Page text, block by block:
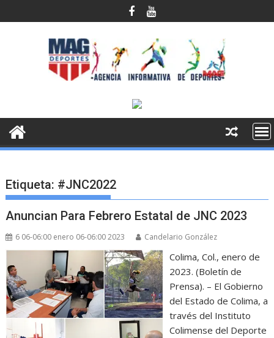
al
Etiqueta: #JNC2022
Anuncian Para Febrero Estatal de JNC 2023
6 06-06:00 enero 06-06:00 2023 Candelario González
Colima, Col., enero de
2023. (Boletín de
Prensa). – El Gobierno
del Estado de Colima, a
través del Instituto
Colimense del Deporte